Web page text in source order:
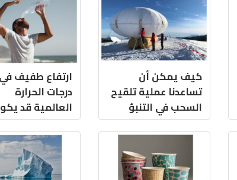
كيف يمكن أن
تساعدنا عملية تلقيح
السحب في التنبؤ
بموعد تساقط الثلوج
ارتفاع طفيف
درجات الحرارة
العالمية قد
قاتلاً